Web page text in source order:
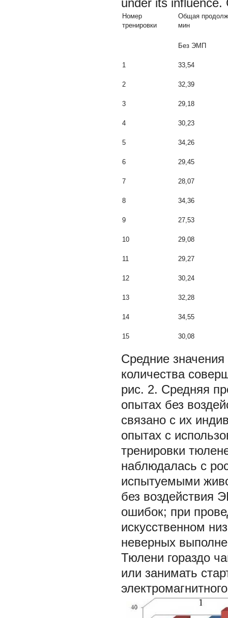
under its influence.
Номер
тренировки
Общая
мин
Без ЭМП
1 33,54
2 32,39
3 29,18
4 30,23
5 34,26
6 29,45
7 28,07
8 34,36
9 27,53
10 29,08
11 29,27
12 30,24
13 32,28
14 34,55
15 30,08
Средние
количества
рис. 2. Средняя
опытах без
связано с их
опытах с
тренировки
наблюдалась с
испытуемыми
без воздействия
ошибок; при
искусственном
неверных
Тюлени гораздо
или занимать